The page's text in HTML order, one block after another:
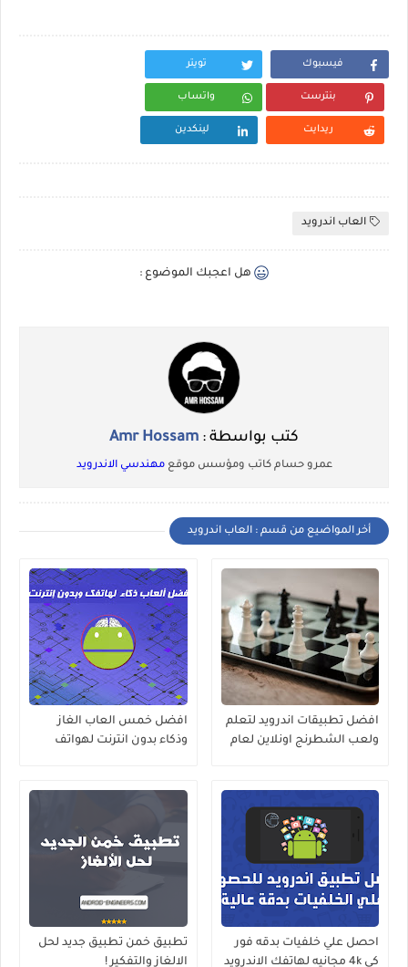
فيسبوك تويتر
بنترست واتساب
ريدايت لينكدين
العاب اندرويد
هل اعجبك الموضوع :
كتب بواسطة : Amr Hossam
عمرو حسام كاتب ومؤسس موقعمهندسي الاندرويد
أخر المواضيع من قسم : العاب اندرويد
افضل تطبيقات اندرويد لتعلم
ولعب الشطرنج اونلاين لعام
افضل خمس العاب الغاز
وذكاء بدون انترنت لهواتف
احصل علي خلفيات بدقه فور
كي 4k مجانيه لهاتفك الاندرويد
تطبيق خمن تطبيق جديد لحل
الالغاز والتفكير !